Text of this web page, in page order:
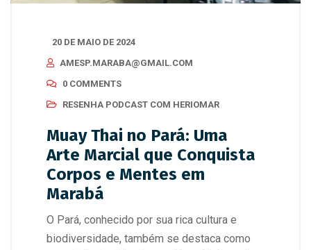
20 DE MAIO DE 2024
AMESP.MARABA@GMAIL.COM
0 COMMENTS
RESENHA PODCAST COM HERIOMAR
Muay Thai no Pará: Uma
Arte Marcial que Conquista
Corpos e Mentes em
Marabá
O Pará, conhecido por sua rica cultura e
biodiversidade, também se destaca como